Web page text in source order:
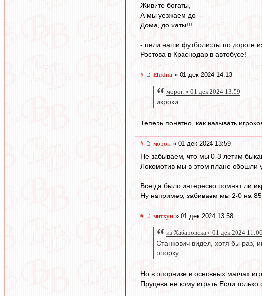
Живите богаты,
А мы уезжаем до
Дома, до хаты!!!
- пели наши футболисты по дороге
Ростова в Краснодар в автобусе!
# Ehidna » 01 дек 2024 14:13
морон » 01 дек 2024 13:59
икроки
Теперь понятно, как называть
# морон » 01 дек 2024 13:59
Не забываем, что мы 0-3 летим
Локомотив мы в этом плане обошли
Всегда было интересно помнят ли
Ну например, забиваем мы 2-0 на 85
# митхун » 01 дек 2024 13:58
из Хабаровска » 01 дек 2024 11:06
Станкович видел, хотя бы раз,
опорку
Но в опорнике в основных матчах
Пруцева не кому играть.Если